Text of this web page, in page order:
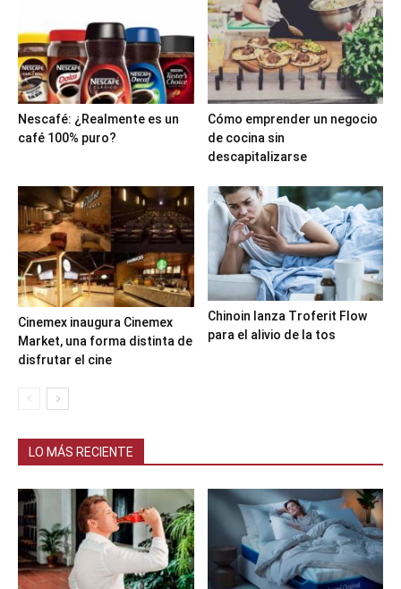
Nescafé: ¿Realmente es un
café 100% puro?
Cómo emprender un negocio
de cocina sin
descapitalizarse
Cinemex inaugura Cinemex
Market, una forma distinta de
disfrutar el cine
Chinoin lanza Troferit Flow
para el alivio de la tos
LO MÁS RECIENTE